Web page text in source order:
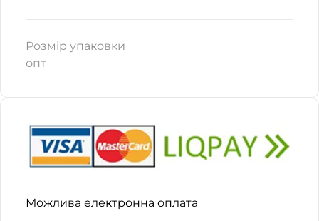
Розмір упаковки
опт
Можлива електронна оплата